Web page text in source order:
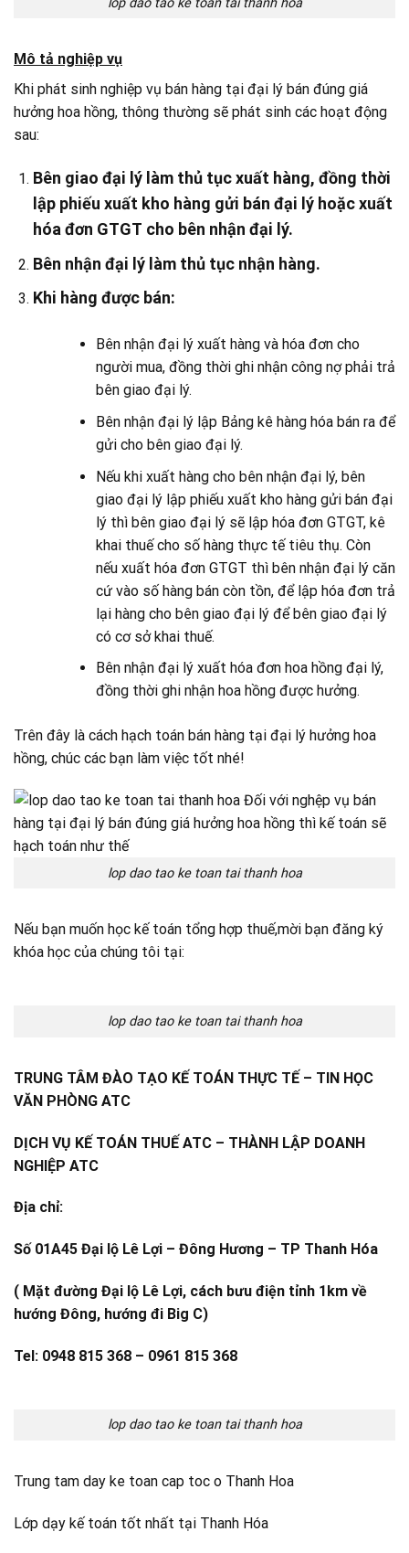
Mô tả nghiệp vụ
Khi phát sinh nghiệp vụ bán hàng tại đại lý bán đúng giá
hưởng hoa hồng, thông thường sẽ phát sinh các hoạt động
sau:
Bên giao đại lý làm thủ tục xuất hàng, đồng thời
lập phiếu xuất kho hàng gửi bán đại lý hoặc xuất
hóa đơn GTGT cho bên nhận đại lý.
Bên nhận đại lý làm thủ tục nhận hàng.
Khi hàng được bán:
Bên nhận đại lý xuất hàng và hóa đơn cho
người mua, đồng thời ghi nhận công nợ phải trả
bên giao đại lý.
Bên nhận đại lý lập Bảng kê hàng hóa bán ra để
gửi cho bên giao đại lý.
Nếu khi xuất hàng cho bên nhận đại lý, bên
giao đại lý lập phiếu xuất kho hàng gửi bán đại
lý thì bên giao đại lý sẽ lập hóa đơn GTGT, kê
khai thuế cho số hàng thực tế tiêu thụ. Còn
nếu xuất hóa đơn GTGT thì bên nhận đại lý căn
cứ vào số hàng bán còn tồn, để lập hóa đơn trả
lại hàng cho bên giao đại lý để bên giao đại lý
có cơ sở khai thuế.
Bên nhận đại lý xuất hóa đơn hoa hồng đại lý,
đồng thời ghi nhận hoa hồng được hưởng.
Trên đây là cách hạch toán bán hàng tại đại lý hưởng hoa
hồng, chúc các bạn làm việc tốt nhé!
lop dao tao ke toan tai thanh hoa
Nếu bạn muốn học kế toán tổng hợp thuế,mời bạn đăng ký
khóa học của chúng tôi tại:
lop dao tao ke toan tai thanh hoa
TRUNG TÂM ĐÀO TẠO KẾ TOÁN THỰC TẾ – TIN HỌC
VĂN PHÒNG ATC
DỊCH VỤ KẾ TOÁN THUẾ ATC – THÀNH LẬP DOANH
NGHIỆP ATC
Địa chỉ:
Số 01A45 Đại lộ Lê Lợi – Đông Hương – TP Thanh Hóa
( Mặt đường Đại lộ Lê Lợi, cách bưu điện tỉnh 1km về
hướng Đông, hướng đi Big C)
Tel: 0948 815 368 – 0961 815 368
lop dao tao ke toan tai thanh hoa
Trung tam day ke toan cap toc o Thanh Hoa
Lớp dạy kế toán tốt nhất tại Thanh Hóa